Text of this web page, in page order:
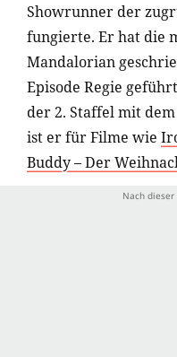
Showrunner der
fungierte. Er hat die
Mandalorian
Episode Regie
der 2. Staffel mit dem
ist er für Filme wie
Buddy – Der